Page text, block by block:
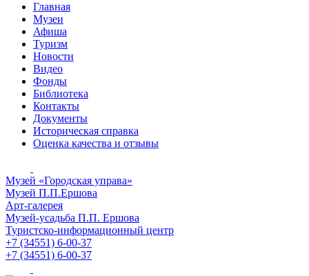
Главная
Музеи
Афиша
Туризм
Новости
Видео
Фонды
Библиотека
Контакты
Документы
Историческая справка
Оценка качества и отзывы
Музей «Городская управа»
Музей П.П.Ершова
Арт-галерея
Музей-усадьба П.П. Ершова
Туристско-информационный центр
+7 (34551) 6-00-37
+7 (34551) 6-00-37